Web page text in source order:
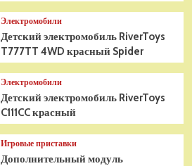
Электромобили
Детский электромобиль RiverToys
T777TT 4WD красный Spider
Электромобили
Детский электромобиль RiverToys
C111CC красный
Игровые приставки
Дополнительный модуль